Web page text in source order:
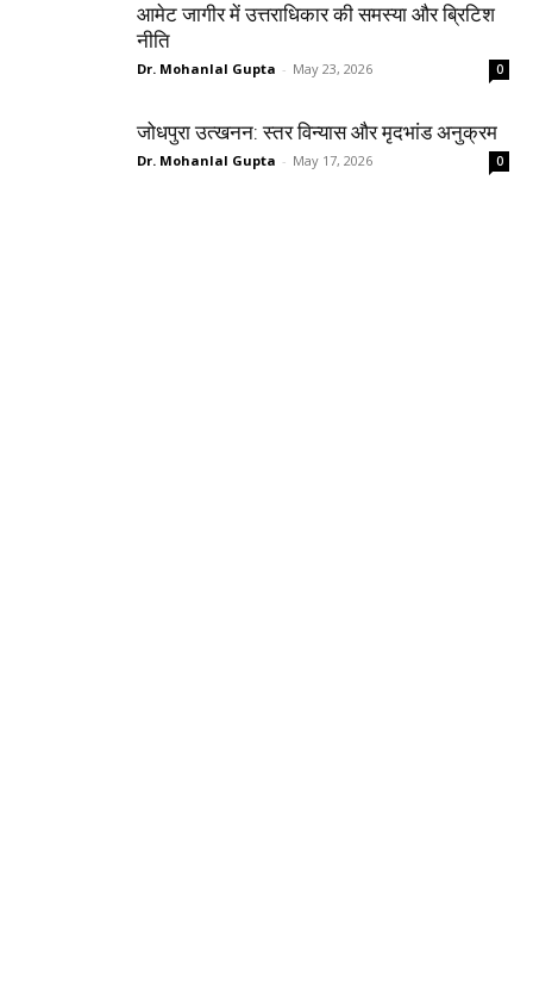
आमेट जागीर में उत्तराधिकार की समस्या और ब्रिटिश
नीति
Dr. Mohanlal Gupta - May 23, 2026 0
जोधपुरा उत्खनन: स्तर विन्यास और मृदभांड अनुक्रम
Dr. Mohanlal Gupta - May 17, 2026 0